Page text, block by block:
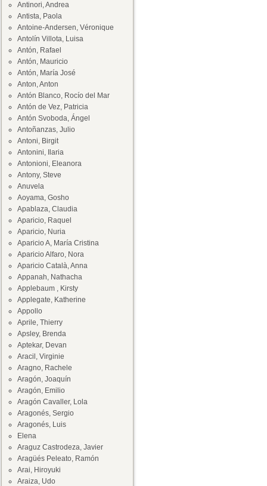
Antinori, Andrea
Antista, Paola
Antoine-Andersen, Véronique
Antolín Villota, Luisa
Antón, Rafael
Antón, Mauricio
Antón, María José
Anton, Anton
Antón Blanco, Rocío del Mar
Antón de Vez, Patricia
Antón Svoboda, Ángel
Antoñanzas, Julio
Antoni, Birgit
Antonini, Ilaria
Antonioni, Eleanora
Antony, Steve
Anuvela
Aoyama, Gosho
Apablaza, Claudia
Aparicio, Raquel
Aparicio, Nuria
Aparicio A, María Cristina
Aparicio Alfaro, Nora
Aparicio Català, Anna
Appanah, Nathacha
Applebaum , Kirsty
Applegate, Katherine
Appollo
Aprile, Thierry
Apsley, Brenda
Aptekar, Devan
Aracil, Virginie
Aragno, Rachele
Aragón, Joaquín
Aragón, Emilio
Aragón Cavaller, Lola
Aragonés, Sergio
Aragonés, Luis
Elena
Araguz Castrodeza, Javier
Aragüés Peleato, Ramón
Arai, Hiroyuki
Araiza, Udo